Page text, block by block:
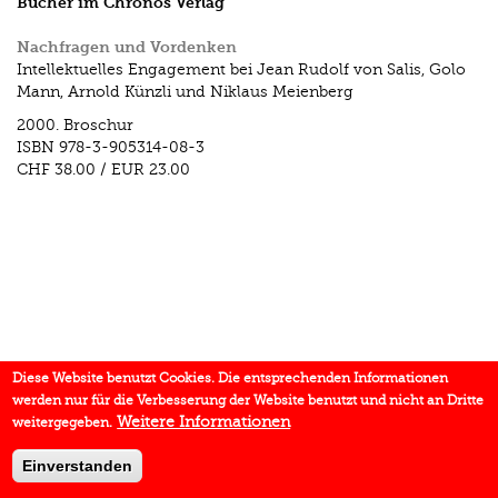
Nachfragen und Vordenken
Intellektuelles Engagement bei Jean Rudolf von Salis, Golo
Mann, Arnold Künzli und Niklaus Meienberg
2000. Broschur
ISBN 978-3-905314-08-3
CHF 38.00 / EUR 23.00
Diese Website benutzt Cookies. Die entsprechenden Informationen
werden nur für die Verbesserung der Website benutzt und nicht an Dritte
weitergegeben. Weitere Informationen
Einverstanden